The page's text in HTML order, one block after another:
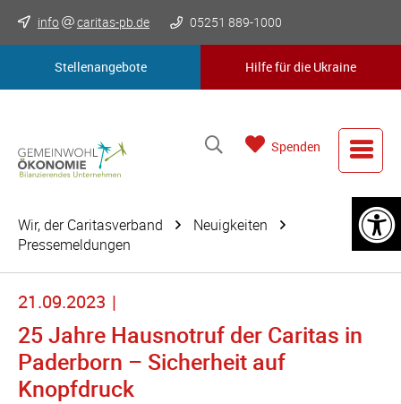
info caritas-pb.de 05251 889-1000
Spenden
Wir, der Caritasverband
Neuigkeiten
Pressemeldungen
21.09.2023
25 Jahre Hausnotruf der Caritas in
Paderborn – Sicherheit auf
Knopfdruck
Stellenangebote Hilfe für die Ukraine